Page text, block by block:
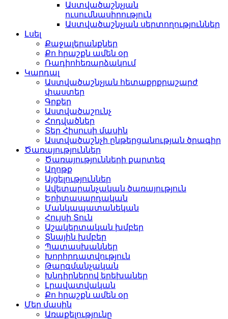
Աստվածաշնչյան
ուսումնասիրություն
Աստվածաշնչյան սերտողություններ
Լսել
Քաջալերանքներ
Քո հրաշքն ամեն օր
Ռադիոհեռարձակում
Կարդալ
Աստվածաշնչյան հետաքրքրաշարժ
փաստեր
Գրքեր
Աստվածաշունչ
Հոդվածներ
Տեր Հիսուսի մասին
Աստվածաշնչի ընթերցանության ծրագիր
Ծառայություններ
Ծառայությունների քարտեզ
Աղոթք
Այցելություններ
Ավետարանչական ծառայություն
Երիտասարդական
Մանկապատանեկան
Հույսի Տուն
Աշակերտական խմբեր
Տնային խմբեր
Պատասխաններ
Խորհրդատվություն
Թարգմանչական
Խնդիրներով երեխաներ
Լրավատվական
Քո հրաշքն ամեն օր
Մեր մասին
Առաքելությունը